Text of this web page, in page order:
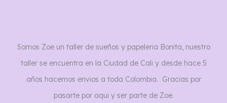
Somos Zoe un taller de sueños y papeleria Bonita, nuestro
taller se encuentra en la Ciudad de Cali y desde hace 5
años hacemos envios a toda Colombia. Gracias por
pasarte por aqui y ser parte de Zoe.